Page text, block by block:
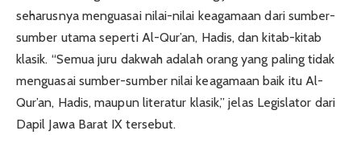
seharusnya menguasai nilai-nilai keagamaan dari sumber-
sumber utama seperti Al-Qur’an, Hadis, dan kitab-kitab
klasik. “Semua juru dakwah adalah orang yang paling tidak
menguasai sumber-sumber nilai keagamaan baik itu Al-
Qur’an, Hadis, maupun literatur klasik,” jelas Legislator dari
Dapil Jawa Barat IX tersebut.